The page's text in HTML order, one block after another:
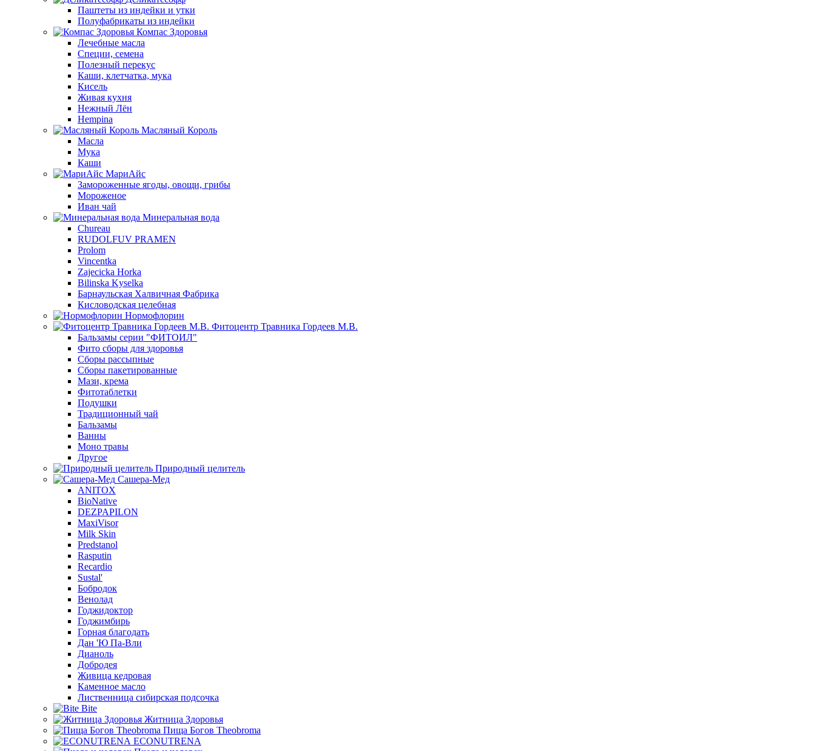
Паштеты из индейки и утки
Полуфабрикаты из индейки
Компас Здоровья
Лечебные масла
Специи, семена
Полезный перекус
Каши, клетчатка, мука
Кисель
Живая кухня
Нежный Лён
Hempina
Масляный Король
Масла
Мука
Каши
МариАйс
Замороженные ягоды, овощи, грибы
Мороженое
Иван чай
Минеральная вода
Chureau
RUDOLFUV PRAMEN
Prolom
Vincentka
Zajecicka Horka
Bilinska Kyselka
Барнаульская Халвичная Фабрика
Кисловодская целебная
Нормофлорин
Фитоцентр Травника Гордеев М.В.
Бальзамы серии "ФИТОИЛ"
Фито сборы для здоровья
Сборы рассыпные
Сборы пакетированные
Мази, крема
Фитотаблетки
Подушки
Традиционный чай
Бальзамы
Ванны
Моно травы
Другое
Природный целитель
Сашера-Мед
ANITOX
BioNative
DEZPAPILON
MaxiVisor
Milk Skin
Predstanol
Rasputin
Recardio
Sustal'
Бобродок
Венолад
Годжидоктор
Годжимбирь
Горная благодать
Дан 'Ю Па-Вли
Дианоль
Добродея
Живица кедровая
Каменное масло
Лиственница сибирская подсочка
Bite
Житница Здоровья
Пища Богов Theobroma
ECONUTRENA